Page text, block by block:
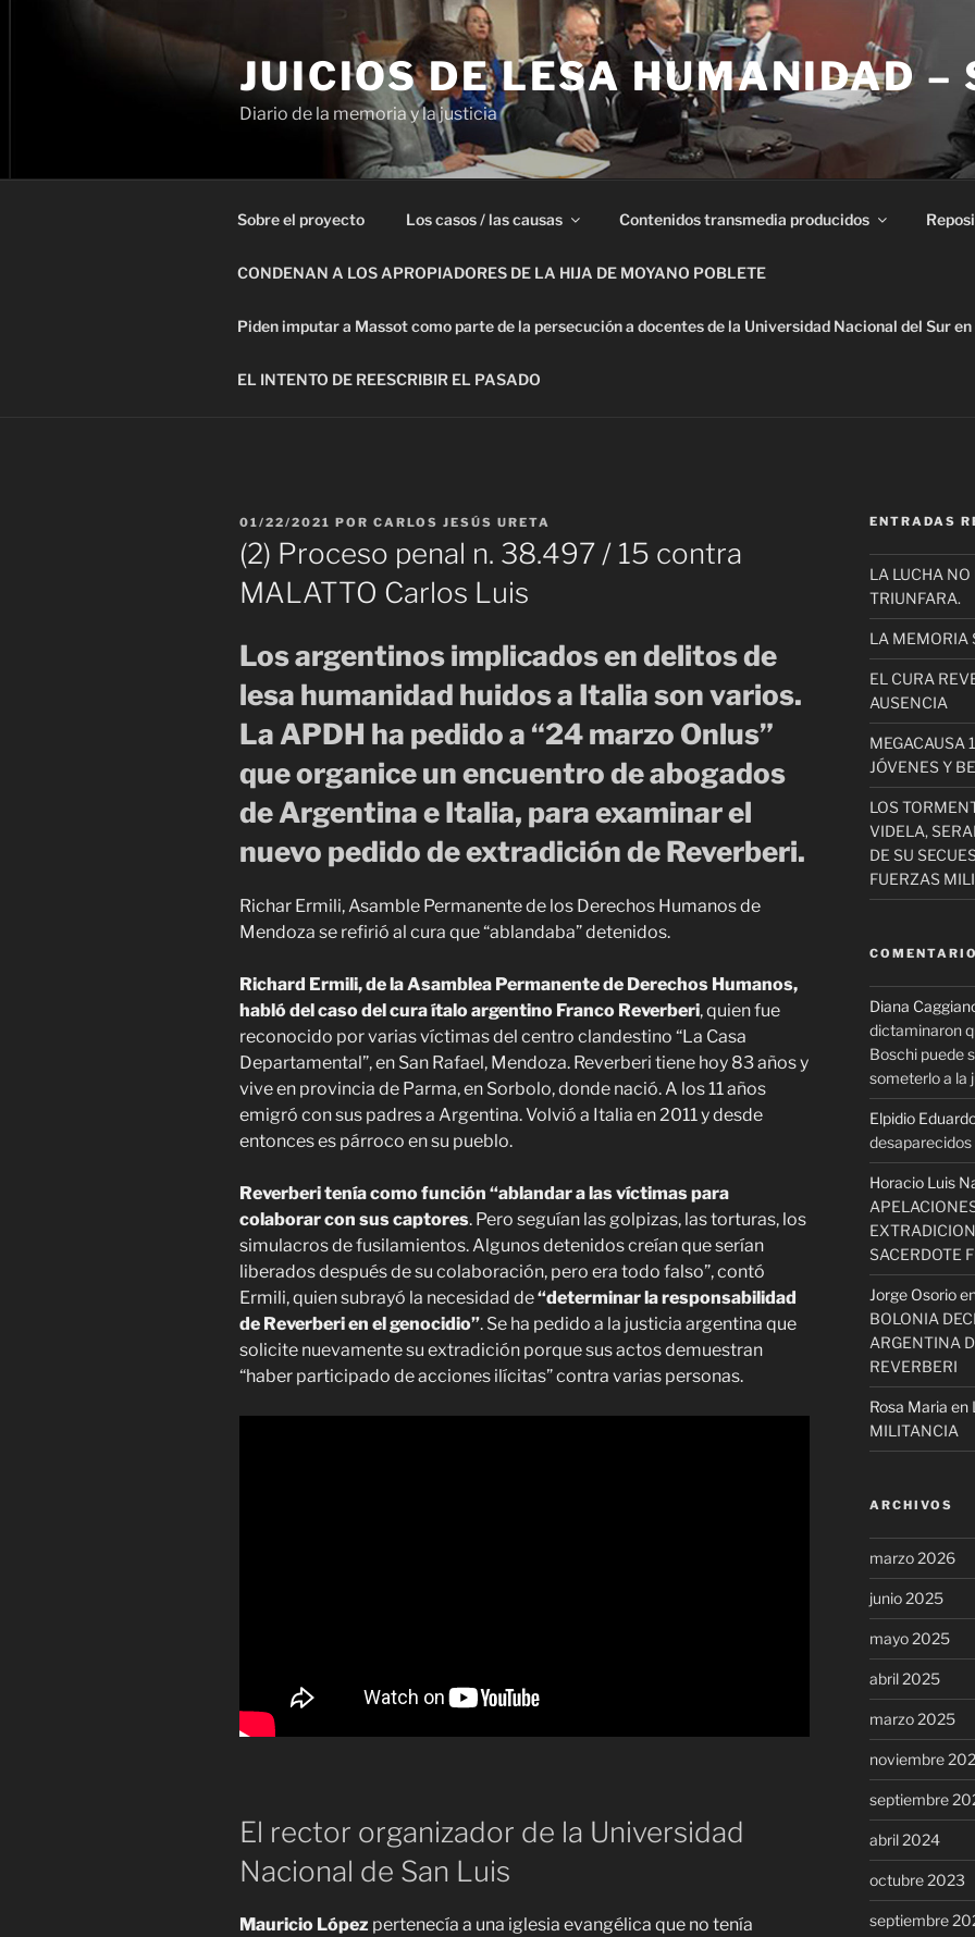
JUICIOS DE LESA HUMANIDAD –
Diario de la memoria y la justicia
Sobre el proyecto Los casos / las causas Contenidos transmedia producidos
CONDENAN A LOS APROPIADORES DE LA HIJA DE MOYANO POBLETE
Piden imputar a Massot como parte de la persecución a docentes de la Universidad Nacional del Sur
EL INTENTO DE REESCRIBIR EL PASADO
PUBLICADO
EL
01/22/2021 POR CARLOS JESÚS URETA
(2) Proceso penal n. 38.497 / 15 contra
MALATTO Carlos Luis
Los argentinos implicados en delitos de
lesa humanidad huidos a Italia son varios.
La APDH ha pedido a “24 marzo Onlus”
que organice un encuentro de abogados
de Argentina e Italia, para examinar el
nuevo pedido de extradición de Reverberi.
Richar Ermili, Asamble Permanente de los Derechos Humanos de
Mendoza se refirió al cura que “ablandaba” detenidos.
Richard Ermili, de la Asamblea Permanente de Derechos Humanos,
habló del caso del cura ítalo argentino Franco Reverberi, quien fue
reconocido por varias víctimas del centro clandestino “La Casa
Departamental”, en San Rafael, Mendoza. Reverberi tiene hoy 83 años y
vive en provincia de Parma, en Sorbolo, donde nació. A los 11 años
emigró con sus padres a Argentina. Volvió a Italia en 2011 y desde
entonces es párroco en su pueblo.
Reverberi tenía como función “ablandar a las víctimas para
colaborar con sus captores. Pero seguían las golpizas, las torturas, los
simulacros de fusilamientos. Algunos detenidos creían que serían
liberados después de su colaboración, pero era todo falso”, contó
Ermili, quien subrayó la necesidad de“determinar la responsabilidad
de Reverberi en el genocidio”. Se ha pedido a la justicia argentina que
solicite nuevamente su extradición porque sus actos demuestran
“haber participado de acciones ilícitas” contra varias personas.
El rector organizador de la Universidad
Nacional de San Luis
Mauricio López pertenecía a una iglesia evangélica que no tenía
ENTRADAS
LA LUCHA
TRIUNFARA.
LA MEMORIA
EL CURA
AUSENCIA
MEGACAUSA
JÓVENES Y
LOS
VIDELA,
DE SU
FUERZAS
Diana
dictaminaron
Boschi puede
someterlo a la
Elpidio
desaparecidos
Horacio Luis
SACERDOTE
Jorge Osorio
BOLONIA
ARGENTINA
REVERBERI
Rosa Maria en
MILITANCIA
ARCHIVOS
marzo 2026
junio 2025
mayo 2025
abril 2025
marzo 2025
noviembre
septiembre
abril 2024
octubre 2023
septiembre